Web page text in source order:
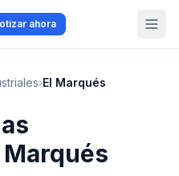
ahora
›El Marqués